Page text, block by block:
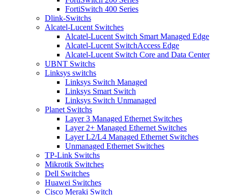
FortiSwitch 400 Series
Dlink-Switchs
Alcatel-Lucent Switches
Alcatel-Lucent Switch Smart Managed Edge
Alcatel-Lucent SwitchAccess Edge
Alcatel-Lucent Switch Core and Data Center
UBNT Switchs
Linksys switchs
Linksys Switch Managed
Linksys Smart Switch
Linksys Switch Unmanaged
Planet Switchs
Layer 3 Managed Ethernet Switches
Layer 2+ Managed Ethernet Switches
Layer L2/L4 Managed Ethernet Switches
Unmanaged Ethernet Switches
TP-Link Switchs
Mikrotik Switches
Dell Switches
Huawei Switches
Cisco Meraki Switch